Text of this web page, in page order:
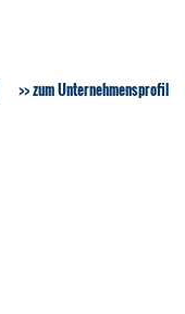
zum Unternehmensprofil